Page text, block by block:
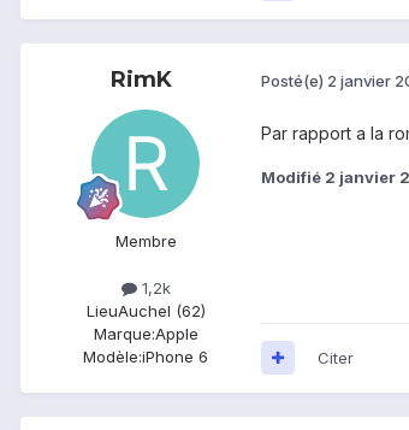
RimK
Membre
1,2k
LieuAuchel (62)
Marque:Apple
Modèle:iPhone 6
Posté(e) 2 janvier
Par rapport a la
Modifié 2 janvier
Citer